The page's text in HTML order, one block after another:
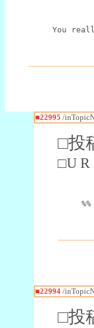
You
■22995 /
□投
□U R
%%
■22994/
□投